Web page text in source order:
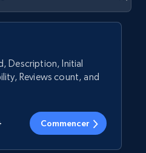
Description, Initial
Reviews count, and
Commencer